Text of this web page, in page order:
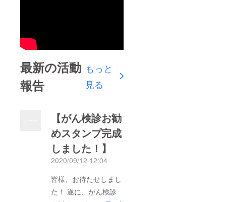
最新の活動
報告
もっと
見る
【がん検診お勧
めスタンプ完成
しました！】
2020/09/12 12:04
皆様、お待たせしまし
た！ 遂に、がん検診